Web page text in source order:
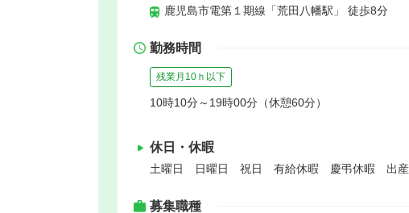
鹿児島市電第１期線「荒田八幡駅」 徒歩8分
勤務時間
残業月10ｈ以下
10時10分～19時00分（休憩60分）
休日・休暇
土曜日 日曜日 祝日 有給休暇 慶弔休暇 出産
募集職種